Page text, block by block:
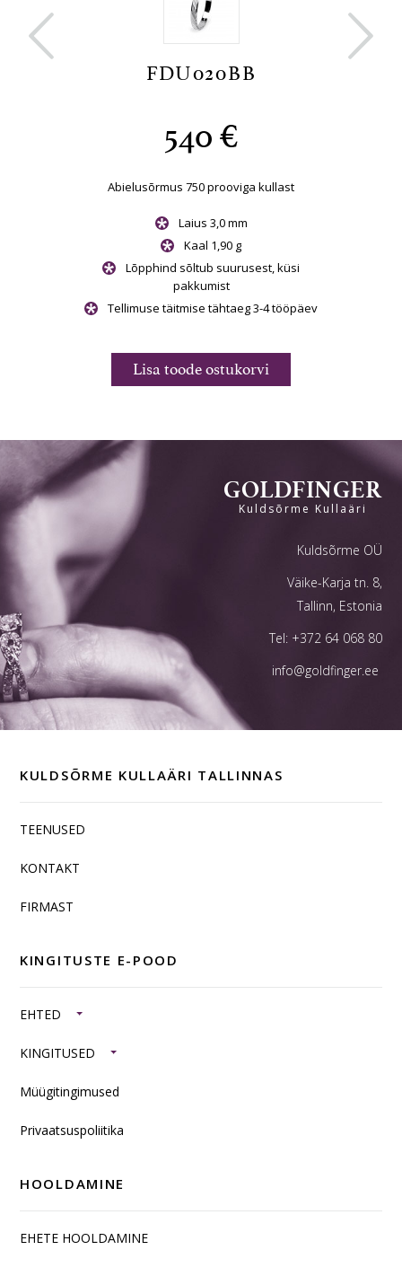
FDU020BB
540 €
Abielusõrmus 750 prooviga kullast
Laius 3,0 mm
Kaal 1,90 g
Lõpphind sõltub suurusest, küsi
pakkumist
Tellimuse täitmise tähtaeg 3-4 tööpäev
Lisa toode ostukorvi
 
GOLDFINGER
Kuldsõrme Kullaäri
Kuldsõrme OÜ
Väike-Karja tn. 8,
Tallinn, Estonia
Tel: +372 64 068 80
info@goldfinger.ee
KULDSÕRME KULLAÄRI TALLINNAS
TEENUSED
KONTAKT
FIRMAST
KINGITUSTE E-POOD
EHTED
KINGITUSED
Müügitingimused
Privaatsuspoliitika
HOOLDAMINE
EHETE HOOLDAMINE